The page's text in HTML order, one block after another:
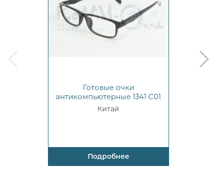
Готовые очки
антикомпьютерные 1341 С01
Китай
Подробнее
next